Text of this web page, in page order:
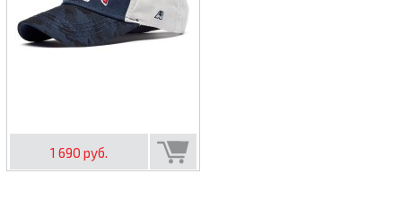
1 690 руб.